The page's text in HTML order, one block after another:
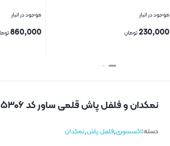
موجود در انبار
230,000 تومان
موجود در انبار
860,000
نمکدان و فلفل پاش قلمی ساور کد ۵۳۰۶
دسته:اکسسوری,فلفل پاش,نمکدان